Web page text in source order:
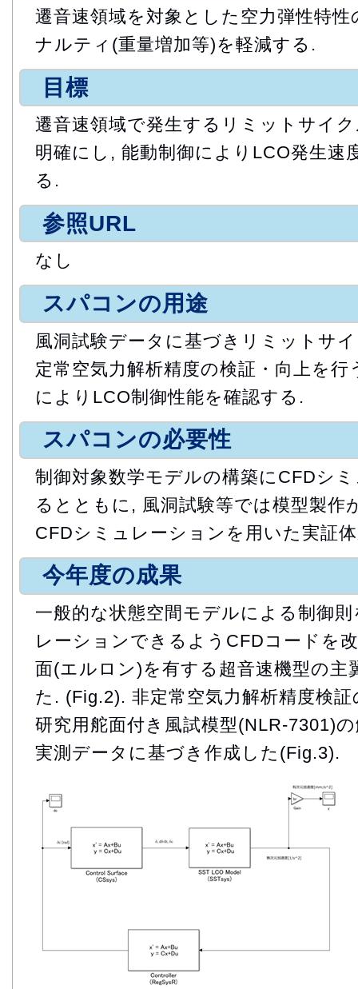
遷音速領域を対象とした空力弾性特
ナルティ(重量増加等)を軽減する.
目標
遷音速領域で発生するリミットサイ
明確にし, 能動制御によりLCO発生速
る.
参照URL
なし
スパコンの用途
風洞試験データに基づきリミットサ
定常空気力解析精度の検証・向上を
によりLCO制御性能を確認する.
スパコンの必要性
制御対象数学モデルの構築にCFDシ
るとともに, 風洞試験等では模型製作
CFDシミュレーションを用いた実証
今年度の成果
一般的な状態空間モデルによる制御
レーションできるようCFDコードを
面(エルロン)を有する超音速機型の主
た. (Fig.2). 非定常空気力解析精度検
研究用舵面付き風試模型(NLR-7301)
実測データに基づき作成した(Fig.3).